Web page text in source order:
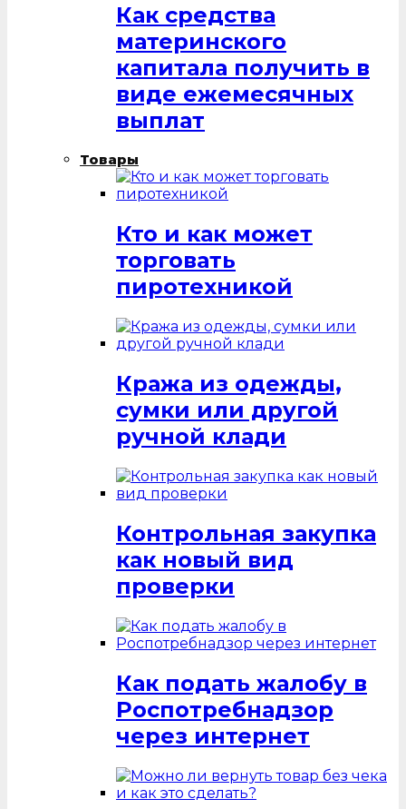
Как средства
материнского
капитала получить в
виде ежемесячных
выплат
Товары
Кто и как может
торговать
пиротехникой
Кража из одежды,
сумки или другой
ручной клади
Контрольная закупка
как новый вид
проверки
Как подать жалобу в
Роспотребнадзор
через интернет